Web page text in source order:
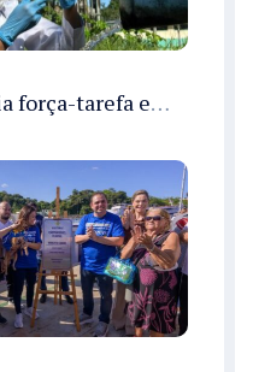
Cosama inicia força-tarefa em Anamã para fortalecer abastecimento de água e segurança hídrica da população